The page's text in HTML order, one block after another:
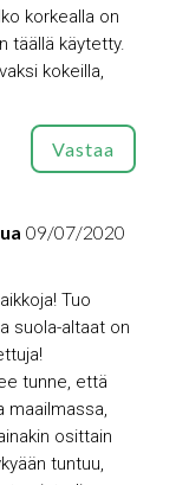
korkealla on
täällä käytetty.
kokeilla,
Vastaa
09/07/2020
Tuo
suola-altaat on
tunne, että
osittain
tuntuu,